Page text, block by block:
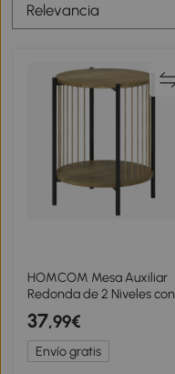
Relevancia
HOMCOM Mesa Auxiliar
Redonda de 2 Niveles con
Estante y Estructura de
Acero para Salón
Dormitorio 43,5x43,5x51
cm Natural
37,99€
Envío gratis